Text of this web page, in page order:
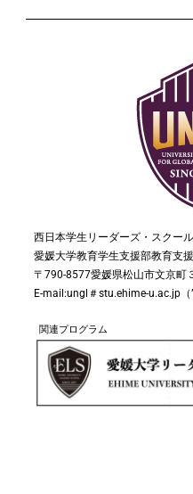
西日本学生リーダーズ・スクー
愛媛大学教育学生支援部教育支
〒 790-8577愛媛県松山市文京町
E-mail:ungl ＃stu.ehime-u.ac.jp（
関連プログラム